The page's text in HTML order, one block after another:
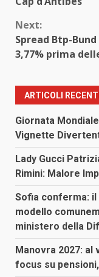
Next:
Spread Btp-
3,77% prima
ARTICOLI RECENTI
Giornata
Vignette
Lady Gucci
Rimini: Malore
Sofia conferma: il
modello
ministero della
Manovra 2027: al
focus su